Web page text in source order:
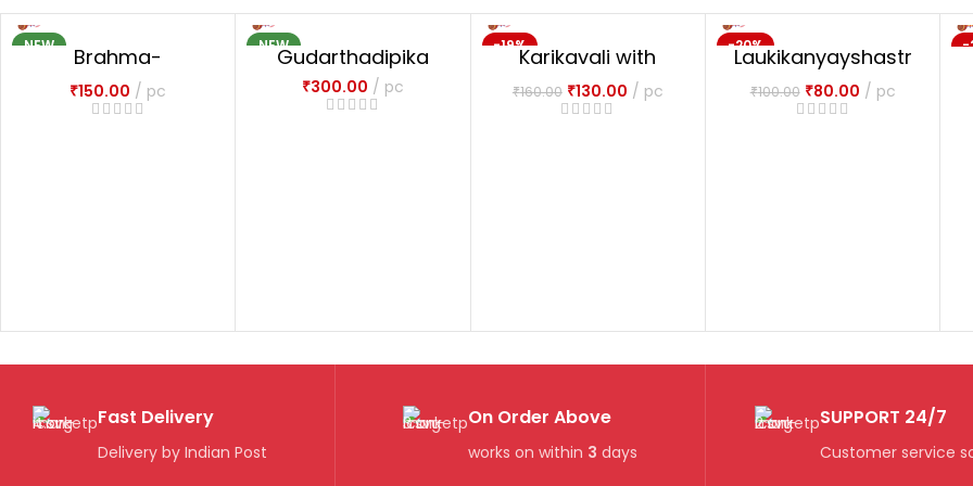
NEW
Brahma-
Mimamsa-Bhasya
₹150.00 pc
NEWGudarthadipika
₹300.00 pc
-19%Karikavali with
Muktavali in 2
volume
₹160.00 ₹130.00 pc
-20%
Laukikanyayshastr
arthakala Tatha
Kutashastrarthakal
₹100.00 ₹80.00 pc
-
Fast Delivery
Delivery by Indian Post
On Order Above
works on within 3 days
SUPPORT 24/7
Customer service